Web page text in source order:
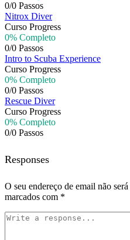
0/0 Passos
Nitrox Diver
Curso Progress
0% Completo
0/0 Passos
Intro to Scuba Experience
Curso Progress
0% Completo
0/0 Passos
Rescue Diver
Curso Progress
0% Completo
0/0 Passos
Responses
O seu endereço de email não
marcados com *